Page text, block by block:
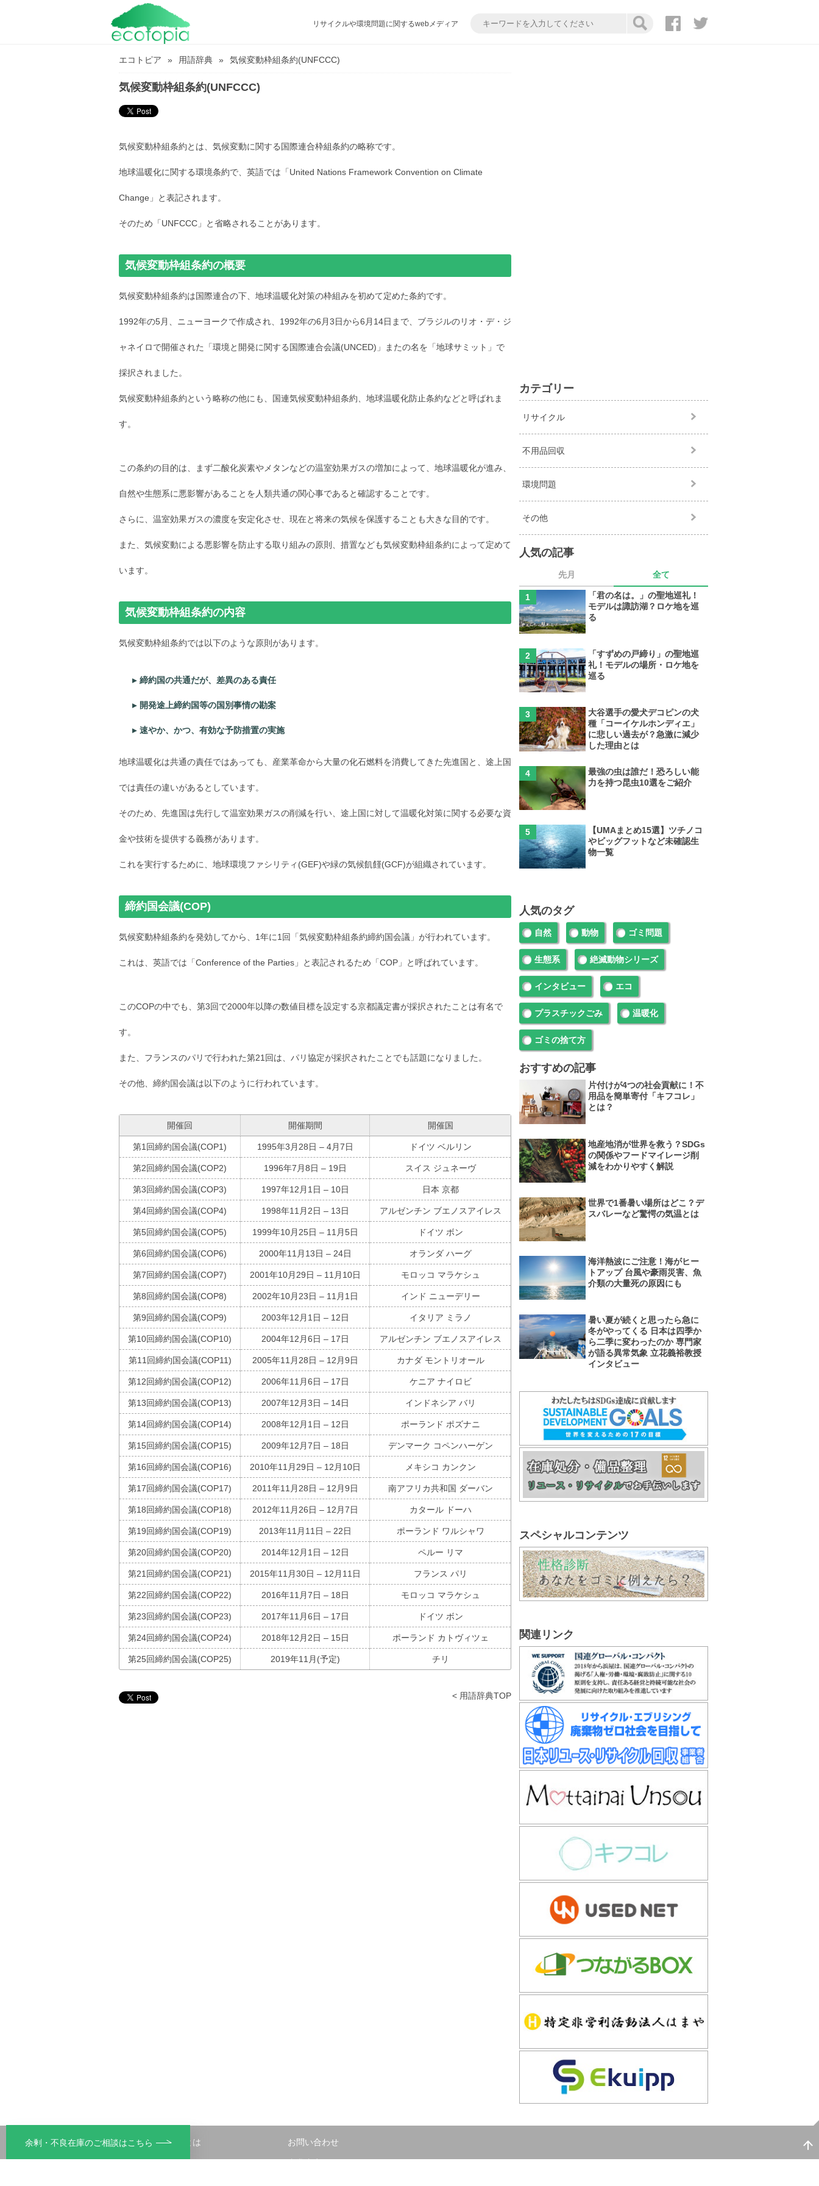
リサイクルや環境問題に関するwebメディア
エコトピア 用語辞典 気候変動枠組条約(UNFCCC)
気候変動枠組条約(UNFCCC)
気候変動枠組条約とは、気候変動に関する国際連合枠組条約の略称です。
地球温暖化に関する環境条約で、英語では「United Nations Framework Convention on Climate
Change」と表記されます。
そのため「UNFCCC」と省略されることがあります。
気候変動枠組条約の概要
気候変動枠組条約は国際連合の下、地球温暖化対策の枠組みを初めて定めた条約です。
1992年の5月、ニューヨークで作成され、1992年の6月3日から6月14日まで、ブラジルのリオ・デ・ジ
ャネイロで開催された「環境と開発に関する国際連合会議(UNCED)」またの名を「地球サミット」で
採択されました。
気候変動枠組条約という略称の他にも、国連気候変動枠組条約、地球温暖化防止条約などと呼ばれま
す。
この条約の目的は、まず二酸化炭素やメタンなどの温室効果ガスの増加によって、地球温暖化が進み、
自然や生態系に悪影響があることを人類共通の関心事であると確認することです。
さらに、温室効果ガスの濃度を安定化させ、現在と将来の気候を保護することも大きな目的です。
また、気候変動による悪影響を防止する取り組みの原則、措置なども気候変動枠組条約によって定めて
います。
気候変動枠組条約の内容
気候変動枠組条約では以下のような原則があります。
締約国の共通だが、差異のある責任
開発途上締約国等の国別事情の勘案
速やか、かつ、有効な予防措置の実施
地球温暖化は共通の責任ではあっても、産業革命から大量の化石燃料を消費してきた先進国と、途上国
では責任の違いがあるとしています。
そのため、先進国は先行して温室効果ガスの削減を行い、途上国に対して温暖化対策に関する必要な資
金や技術を提供する義務があります。
これを実行するために、地球環境ファシリティ(GEF)や緑の気候飢饉(GCF)が組織されています。
締約国会議(COP)
気候変動枠組条約を発効してから、1年に1回「気候変動枠組条約締約国会議」が行われています。
これは、英語では「Conference of the Parties」と表記されるため「COP」と呼ばれています。
このCOPの中でも、第3回で2000年以降の数値目標を設定する京都議定書が採択されたことは有名で
す。
また、フランスのパリで行われた第21回は、パリ協定が採択されたことでも話題になりました。
その他、締約国会議は以下のように行われています。
開催回 開催期間 開催国
第1回締約国会議(COP1) 1995年3月28日 – 4月7日 ドイツ ベルリン
第2回締約国会議(COP2) 1996年7月8日 – 19日 スイス ジュネーヴ
第3回締約国会議(COP3) 1997年12月1日 – 10日 日本 京都
第4回締約国会議(COP4) 1998年11月2日 – 13日 アルゼンチン ブエノスアイレス
第5回締約国会議(COP5) 1999年10月25日 – 11月5日 ドイツ ボン
第6回締約国会議(COP6) 2000年11月13日 – 24日 オランダ ハーグ
第7回締約国会議(COP7) 2001年10月29日 – 11月10日 モロッコ マラケシュ
第8回締約国会議(COP8) 2002年10月23日 – 11月1日 インド ニューデリー
第9回締約国会議(COP9) 2003年12月1日 – 12日 イタリア ミラノ
第10回締約国会議(COP10) 2004年12月6日 – 17日 アルゼンチン ブエノスアイレス
第11回締約国会議(COP11) 2005年11月28日 – 12月9日 カナダ モントリオール
第12回締約国会議(COP12) 2006年11月6日 – 17日 ケニア ナイロビ
第13回締約国会議(COP13) 2007年12月3日 – 14日 インドネシア バリ
第14回締約国会議(COP14) 2008年12月1日 – 12日 ポーランド ポズナニ
第15回締約国会議(COP15) 2009年12月7日 – 18日 デンマーク コペンハーゲン
第16回締約国会議(COP16) 2010年11月29日 – 12月10日 メキシコ カンクン
第17回締約国会議(COP17) 2011年11月28日 – 12月9日 南アフリカ共和国 ダーバン
第18回締約国会議(COP18) 2012年11月26日 – 12月7日 カタール ドーハ
第19回締約国会議(COP19) 2013年11月11日 – 22日 ポーランド ワルシャワ
第20回締約国会議(COP20) 2014年12月1日 – 12日 ペルー リマ
第21回締約国会議(COP21) 2015年11月30日 – 12月11日 フランス パリ
第22回締約国会議(COP22) 2016年11月7日 – 18日 モロッコ マラケシュ
第23回締約国会議(COP23) 2017年11月6日 – 17日 ドイツ ボン
第24回締約国会議(COP24) 2018年12月2日 – 15日 ポーランド カトヴィツェ
第25回締約国会議(COP25) 2019年11月(予定) チリ
< 用語辞典TOP
カテゴリー
リサイクル
不用品回収
環境問題
その他
人気の記事
先月 全て
「君の名は。」の聖地巡礼！
モデルは諏訪湖？ロケ地を巡
る
「すずめの戸締り」の聖地巡
礼！モデルの場所・ロケ地を
巡る
大谷選手の愛犬デコピンの犬
種「コーイケルホンディエ」
に悲しい過去が？急激に減少
した理由とは
最強の虫は誰だ！恐ろしい能
力を持つ昆虫10選をご紹介
【UMAまとめ15選】ツチノコ
やビッグフットなど未確認生
物一覧
人気のタグ
自然 動物 ゴミ問題
生態系 絶滅動物シリーズ
インタビュー エコ
プラスチックごみ 温暖化
ゴミの捨て方
おすすめの記事
片付けが4つの社会貢献に！不
用品を簡単寄付「キフコレ」
とは？
地産地消が世界を救う？SDGs
の関係やフードマイレージ削
減をわかりやすく解説
世界で1番暑い場所はどこ？デ
スバレーなど驚愕の気温とは
海洋熱波にご注意！海がヒー
トアップ 台風や豪雨災害、魚
介類の大量死の原因にも
暑い夏が続くと思ったら急に
冬がやってくる 日本は四季か
ら二季に変わったのか 専門家
が語る異常気象 立花義裕教授
インタビュー
スペシャルコンテンツ
関連リンク
エコトピアとは お問い合わせ
余剰・不良在庫のご相談はこちら